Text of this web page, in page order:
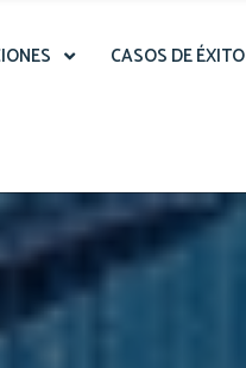
CASOS DE ÉXITO